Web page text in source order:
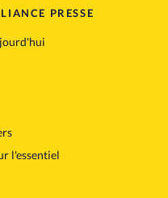
PRESSE
l'essentiel